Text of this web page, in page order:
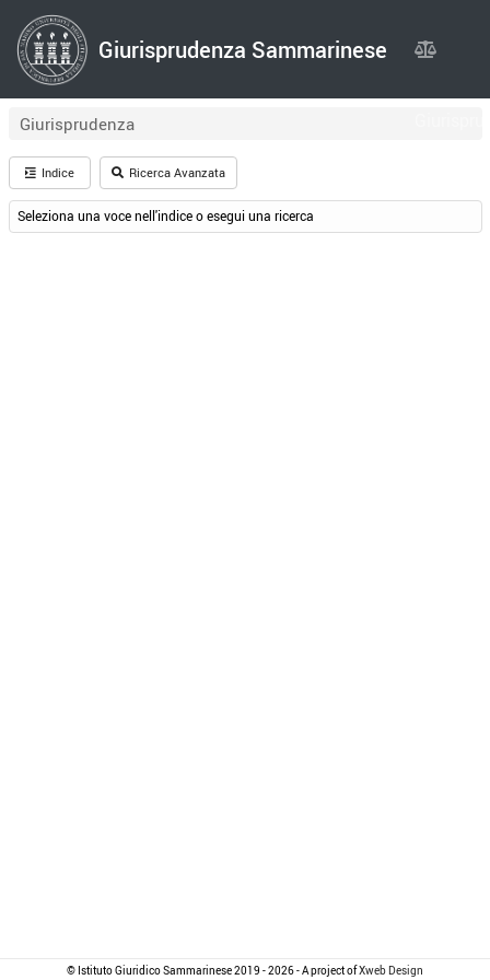
Giurisprudenza Sammarinese
Giurisprudenza
Indice Ricerca Avanzata
Seleziona una voce nell'indice o esegui una ricerca
© Istituto Giuridico Sammarinese 2019 - 2026 - A project ofXweb Design